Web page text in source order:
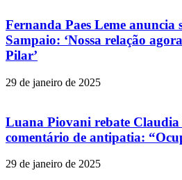
Fernanda Paes Leme anuncia
Sampaio: ‘Nossa relação
Pilar’
29 de janeiro de 2025
Luana Piovani rebate Claudia
comentário de antipatia:
29 de janeiro de 2025